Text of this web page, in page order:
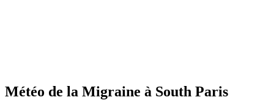
Météo de la Migraine à South Paris